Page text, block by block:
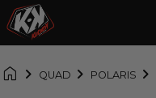
 QUAD POLARIS